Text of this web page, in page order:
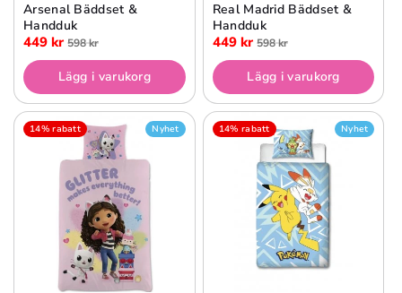
Arsenal Bäddset &
Handduk
449 kr 598 kr
Lägg i varukorg
Real Madrid Bäddset &
Handduk
449 kr 598 kr
Lägg i varukorg
14% rabatt Nyhet 14% rabatt Nyhet